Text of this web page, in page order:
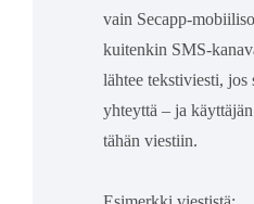
vain Secapp-
kuitenkin SMS-
lähtee tekstiviesti, jos
yhteyttä – ja
tähän viestiin.